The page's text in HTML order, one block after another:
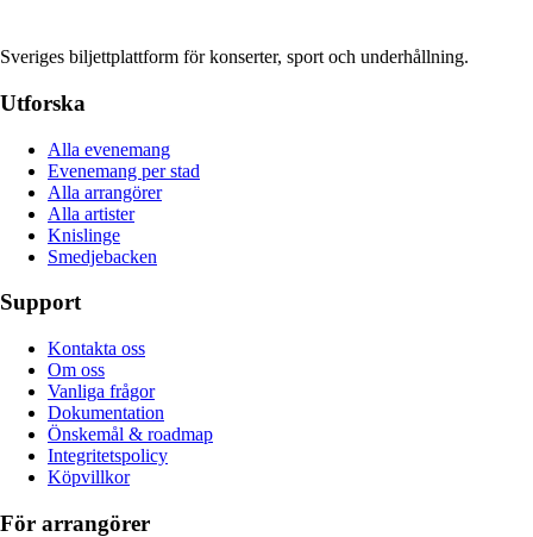
Sveriges biljettplattform för konserter, sport och underhållning.
Utforska
Alla evenemang
Evenemang per stad
Alla arrangörer
Alla artister
Knislinge
Smedjebacken
Support
Kontakta oss
Om oss
Vanliga frågor
Dokumentation
Önskemål & roadmap
Integritetspolicy
Köpvillkor
För arrangörer